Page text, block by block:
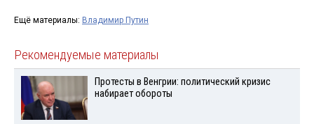
Ещё материалы: Владимир Путин
Рекомендуемые материалы
Протесты в Венгрии: политический кризис
набирает обороты